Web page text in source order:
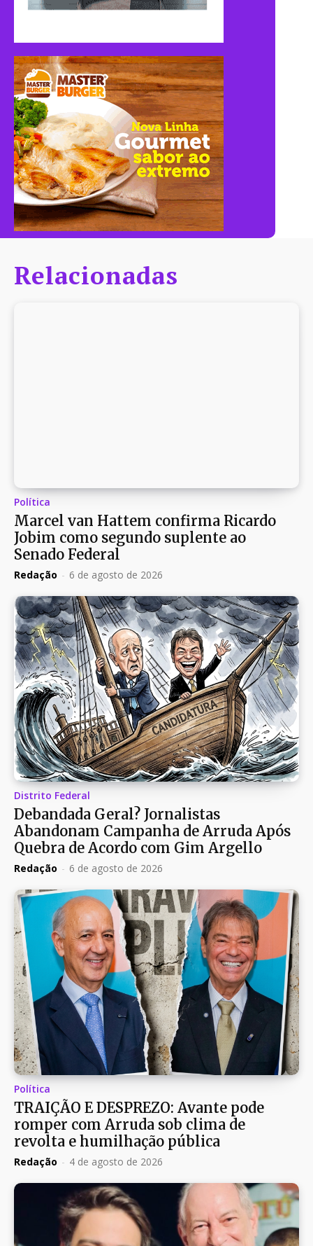
Relacionadas
Política
Marcel van Hattem confirma Ricardo
Jobim como segundo suplente ao
Senado Federal
Redação - 6 de agosto de 2026
Distrito Federal
Debandada Geral? Jornalistas
Abandonam Campanha de Arruda Após
Quebra de Acordo com Gim Argello
Redação - 6 de agosto de 2026
Política
TRAIÇÃO E DESPREZO: Avante pode
romper com Arruda sob clima de
revolta e humilhação pública
Redação - 4 de agosto de 2026